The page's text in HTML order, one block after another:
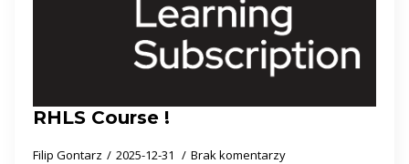
RHLS Course !
Filip Gontarz 2025-12-31 Brak komentarzy